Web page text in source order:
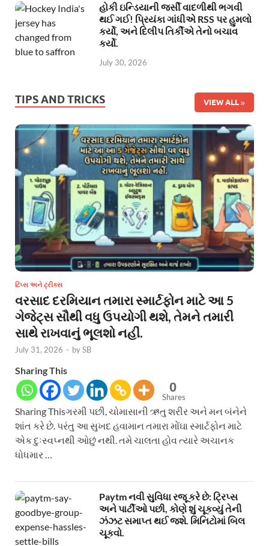
હોકી ઇન્ડિયાની જર્સી વાદળીથી ભગવી
થઈ ગઈ! પ્રિયંકા ગાંધીએ RSS પર હુમલો
કર્યો, અને દિલીપ તિર્કીએ તેનો બચાવ
કર્યો.
July 30, 2026
TIPS AND TRICKS VIEW ALL
ટિપ્સ અને ટ્રીક્સ
વરસાદ દરમિયાન તમારા સ્માર્ટફોન માટે આ 5
ગેજેટ્સ સૌથી વધુ ઉપયોગી થશે, તેમને તમારી
સાથે રાખવાનું ભૂલશો નહીં.
July 31, 2026 - bySB
Sharing This
0
Shares
Sharing Thisગરમી પછી, ચોમાસાની ઋતુ શરીર અને મન બંનેને
શાંત કરે છે. પરંતુ આ સુખદ હવામાન તમારા મોંઘા સ્માર્ટફોન માટે
એક દુઃસ્વપ્નથી ઓછું નથી. તમે ચાલતા હોવ ત્યારે અચાનક
ધોધમાર …
Paytm નવી સુવિધા રજૂ કરે છે: ટ્રિપ્સ
અને પાર્ટીઓ પછી, કોણે શું ચૂકવ્યું તેની
ઝંઝટ સમાપ્ત થઈ જશે. મિનિટોમાં બિલ
ચૂકવો.